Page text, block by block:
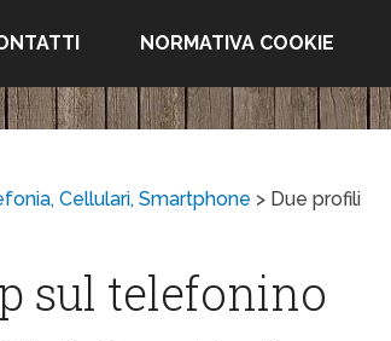
NORMATIVA COOKIE
Cellulari, Smartphone > Due profili
sul telefonino